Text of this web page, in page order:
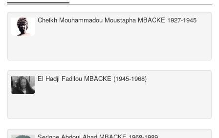
Cheikh Mouhammadou Moustapha MBACKE 1927-1945
El Hadji Fadilou MBACKE (1945-1968)